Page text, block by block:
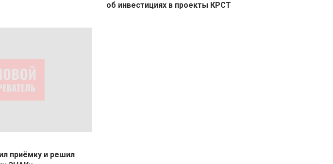
об инвестициях в проекты КРСТ
приёмку и решил